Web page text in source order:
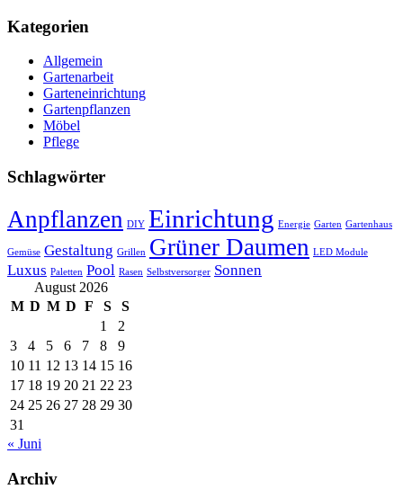
Kategorien
Allgemein
Gartenarbeit
Garteneinrichtung
Gartenpflanzen
Möbel
Pflege
Schlagwörter
Anpflanzen DIY Einrichtung Energie Garten Gartenhaus
Gemüse Gestaltung Grillen Grüner Daumen LED Module
Luxus Paletten Pool Rasen Selbstversorger Sonnen
August 2026
M D M D F S
S
1
2
3
4 5 6 7 8
9
10 11 12 13 14 15 16
17 18 19 20 21 22 23
24 25 26 27 28 29 30
31
« Juni
Archiv